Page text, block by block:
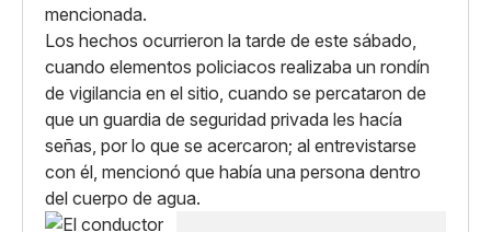
mencionada.
Los hechos ocurrieron la tarde de este sábado,
cuando elementos policiacos realizaba un rondín
de vigilancia en el sitio, cuando se percataron de
que un guardia de seguridad privada les hacía
señas, por lo que se acercaron; al entrevistarse
con él, mencionó que había una persona dentro
del cuerpo de agua.